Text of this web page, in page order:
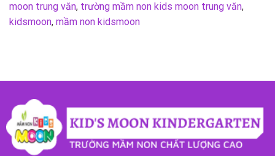
moon trung văn, trường mầm non kids moon trung văn,
kidsmoon, mầm non kidsmoon